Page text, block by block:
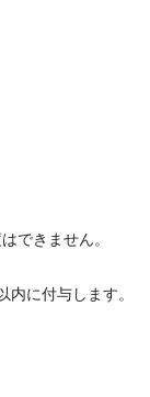
できません。
に付与します。